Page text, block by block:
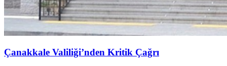
Çanakkale Valiliği’nden Kritik Çağrı